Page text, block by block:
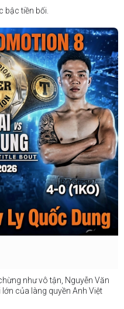
bậc tiền bối.
như vô tận, Nguyễn Văn
của làng quyền Anh Việt